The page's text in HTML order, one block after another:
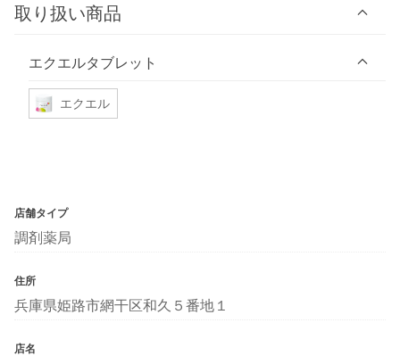
取り扱い商品
エクエルタブレット
エクエル
店舗タイプ
調剤薬局
住所
兵庫県姫路市網干区和久５番地１
店名